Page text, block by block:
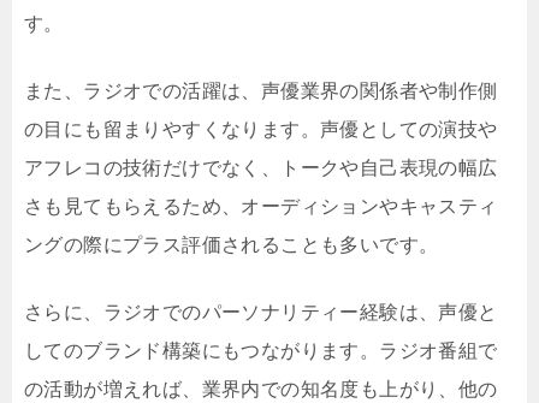
す。
また、ラジオでの活躍は、声優業界の関係者や制作側
の目にも留まりやすくなります。声優としての演技や
アフレコの技術だけでなく、トークや自己表現の幅広
さも見てもらえるため、オーディションやキャスティ
ングの際にプラス評価されることも多いです。
さらに、ラジオでのパーソナリティー経験は、声優と
してのブランド構築にもつながります。ラジオ番組で
の活動が増えれば、業界内での知名度も上がり、他の